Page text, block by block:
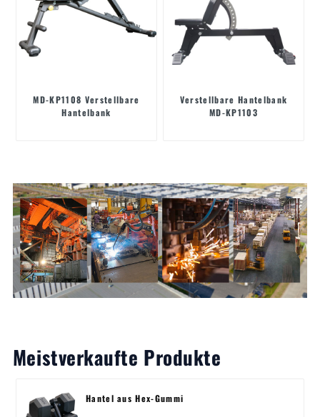
MD-KP1108 Verstellbare
Hantelbank
Verstellbare Hantelbank
MD-KP1103
Meistverkaufte Produkte
Hantel aus Hex-Gummi